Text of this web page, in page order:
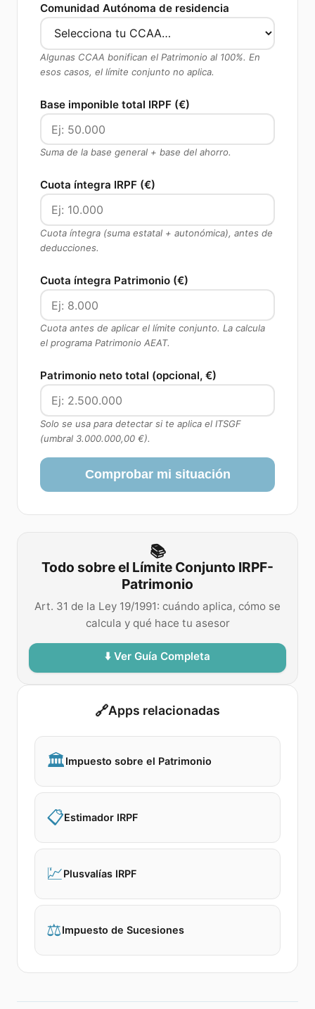
Comunidad Autónoma de residencia
Algunas CCAA bonifican el Patrimonio al 100%. En
esos casos, el límite conjunto no aplica.
Base imponible total IRPF (€)
Suma de la base general + base del ahorro.
Cuota íntegra IRPF (€)
Cuota íntegra (suma estatal + autonómica), antes de
deducciones.
Cuota íntegra Patrimonio (€)
Cuota antes de aplicar el límite conjunto. La calcula
el programa Patrimonio AEAT.
Patrimonio neto total (opcional, €)
Solo se usa para detectar si te aplica el ITSGF
(umbral 3.000.000,00 €).
Comprobar mi situación
📚
Todo sobre el Límite Conjunto IRPF-
Patrimonio
Art. 31 de la Ley 19/1991: cuándo aplica, cómo se
calcula y qué hace tu asesor
⬇️ Ver Guía Completa
🔗Apps relacionadas
🏛️Impuesto sobre el Patrimonio
📋Estimador IRPF
💹Plusvalías IRPF
⚖️Impuesto de Sucesiones